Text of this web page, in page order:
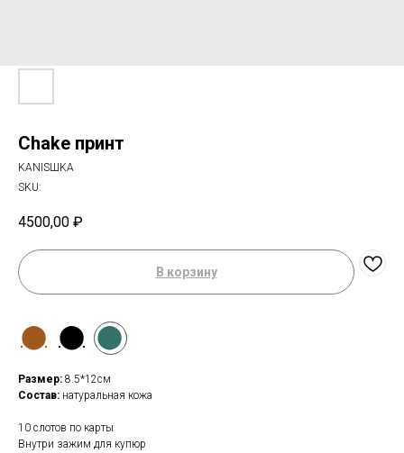
Chake принт
KANISШKA
SKU:
4500,00 ₽
В корзину
⬤ ⬤ ⬤
Размер: 8.5*12см
Состав: натуральная кожа
10 слотов по карты
Внутри зажим для купюр